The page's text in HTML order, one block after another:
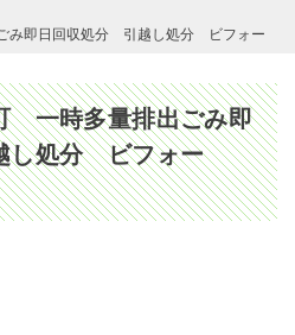
即日回収処分 引越し処分 ビフォー
一時多量排出ごみ即
し処分 ビフォー